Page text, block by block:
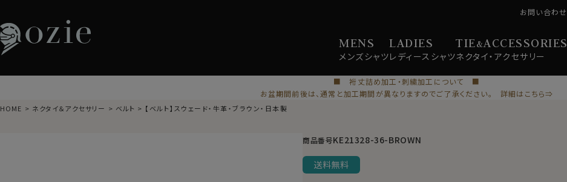
MENS
メンズシャツ
LADIES
レディース シャツ
TIE&ACCESSORIES
ネクタイ・ アクセサリー
お問い合わせ
■ 裄丈詰め加工・刺繍加工について ■
お盆期間前後は、通常と加工期間が異なりますのでご了承ください。 詳細はこちら⇒
HOME ネクタイ＆アクセサリー ベルト 【ベルト】スウェード・牛革・ブラウン・日本製
商品番号KE21328-36-BROWN
送料無料